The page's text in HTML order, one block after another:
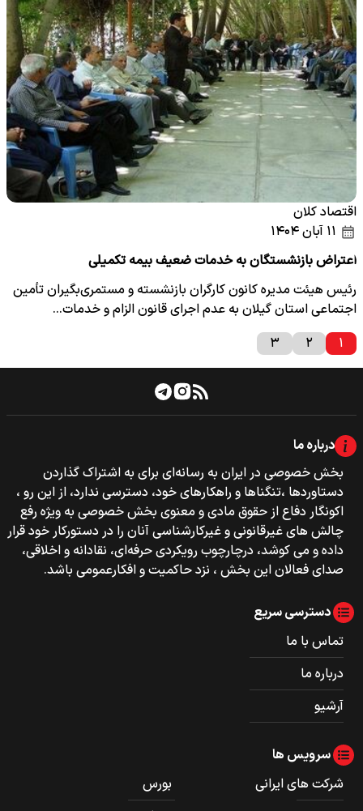
اقتصاد کلان
اعتراض بازنشستگان به خدمات ضعیف بیمه تکمیلی
رئیس هیئت مدیره کانون کارگران بازنشسته و مستمری‌بگیران تأمین
اجتماعی استان گیلان به‌ عدم اجرای قانون الزام و خدمات…
۱
۲ ۳
درباره ما
بخش خصوصی‌‌ در ایران به رسانه‌ای برای به اشتراک گذاردن
دستاوردها ،تنگناها و راهکارهای خود، دسترسی ندارد، از این رو ،
اکونگار دفاع از حقوق مادی و معنوی بخش خصوصی به ویژه رفع
چالش های غیرقانونی و غیرکارشناسی آنان را در دستورکار خود قرار
داده و می کوشد، درچارچوب رویکردی حرفه‌ای، نقادانه و اخلاقی،
صدای فعالان این بخش ، نزد حاکمیت و افکارعمومی باشد.
دسترسی سریع
تماس با ما
درباره ما
آرشیو
سرویس ها
شرکت های ایرانی
بورس